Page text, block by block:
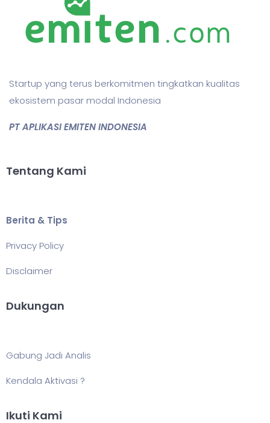
Startup yang terus berkomitmen tingkatkan kualitas
ekosistem pasar modal Indonesia
PT APLIKASI EMITEN INDONESIA
Tentang Kami
Berita & Tips
Privacy Policy
Disclaimer
Dukungan
Gabung Jadi Analis
Kendala Aktivasi ?
Ikuti Kami